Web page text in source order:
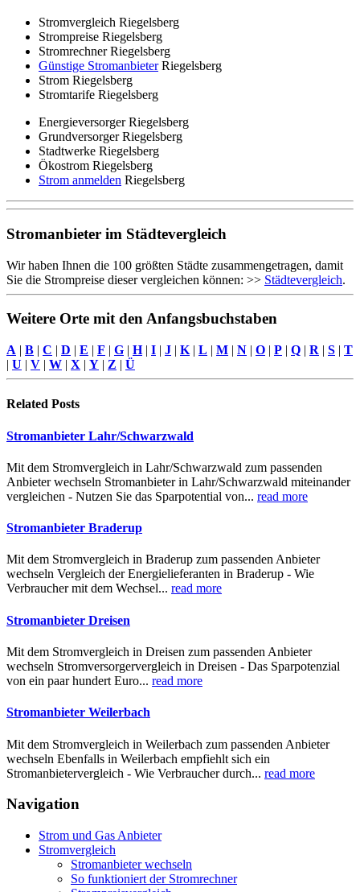
Stromvergleich Riegelsberg
Strompreise Riegelsberg
Stromrechner Riegelsberg
Günstige StromanbieterRiegelsberg
Strom Riegelsberg
Stromtarife Riegelsberg
Energieversorger Riegelsberg
Grundversorger Riegelsberg
Stadtwerke Riegelsberg
Ökostrom Riegelsberg
Strom anmelden Riegelsberg
Stromanbieter im Städtevergleich
Wir haben Ihnen die 100 größten Städte zusammengetragen, damit
Sie die Strompreise dieser vergleichen können: >> Städtevergleich.
Weitere Orte mit den Anfangsbuchstaben
A | B | C | D | E | F | G | H| I | J | K | L | M | N | O | P | Q | R | S | T
| U | V | W | X | Y | Z | Ü
Related Posts
Stromanbieter Lahr/Schwarzwald
Mit dem Stromvergleich in Lahr/Schwarzwald zum passenden
Anbieter wechseln Stromanbieter in Lahr/Schwarzwald miteinander
vergleichen - Nutzen Sie das Sparpotential von... read more
Stromanbieter Braderup
Mit dem Stromvergleich in Braderup zum passenden Anbieter
wechseln Vergleich der Energielieferanten in Braderup - Wie
Verbraucher mit dem Wechsel... read more
Stromanbieter Dreisen
Mit dem Stromvergleich in Dreisen zum passenden Anbieter
wechseln Stromversorgervergleich in Dreisen - Das Sparpotenzial
von ein paar hundert Euro... read more
Stromanbieter Weilerbach
Mit dem Stromvergleich in Weilerbach zum passenden Anbieter
wechseln Ebenfalls in Weilerbach empfiehlt sich ein
Stromanbietervergleich - Wie Verbraucher durch... read more
Navigation
Strom und Gas Anbieter
Stromvergleich
Stromanbieter wechseln
So funktioniert der Stromrechner